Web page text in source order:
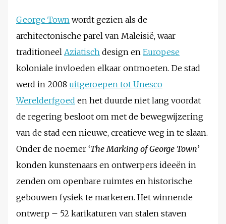
George Town wordt gezien als de
architectonische parel van Maleisië, waar
traditioneel Aziatisch design en Europese
koloniale invloeden elkaar ontmoeten. De stad
werd in 2008 uitgeroepen tot Unesco
Werelderfgoed en het duurde niet lang voordat
de regering besloot om met de bewegwijzering
van de stad een nieuwe, creatieve weg in te slaan.
Onder de noemer ‘The Marking of George Town’
konden kunstenaars en ontwerpers ideeën in
zenden om openbare ruimtes en historische
gebouwen fysiek te markeren. Het winnende
ontwerp – 52 karikaturen van stalen staven